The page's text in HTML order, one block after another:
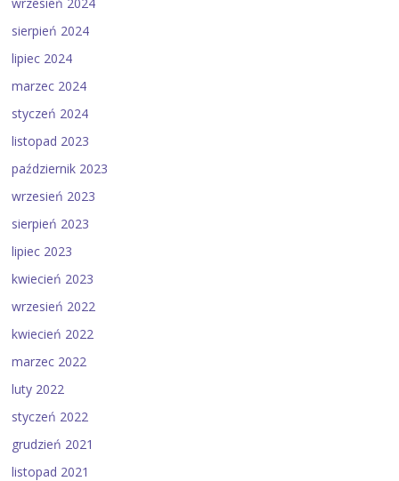
sierpień 2024
lipiec 2024
marzec 2024
styczeń 2024
listopad 2023
październik 2023
wrzesień 2023
sierpień 2023
lipiec 2023
kwiecień 2023
wrzesień 2022
kwiecień 2022
marzec 2022
luty 2022
styczeń 2022
grudzień 2021
listopad 2021